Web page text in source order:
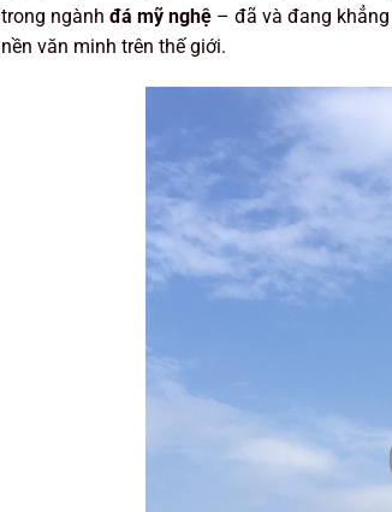
trong ngành đá mỹ nghệ – đã và đang
nền văn minh trên thế giới.